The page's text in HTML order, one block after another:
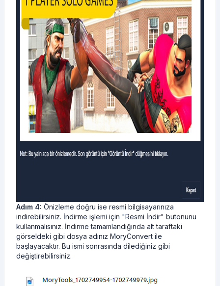
Adım 4: Önizleme doğru ise resmi bilgisayarınıza
indirebilirsiniz. İndirme işlemi için "Resmi İndir" butonunu
kullanmalısınız. İndirme tamamlandığında alt taraftaki
görseldeki gibi dosya adınız MoryConvert ile
başlayacaktır. Bu ismi sonrasında dilediğiniz gibi
değiştirebilirsiniz.